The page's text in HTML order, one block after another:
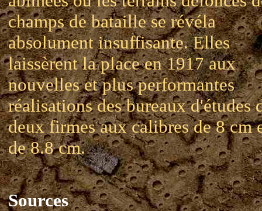
champs de bataille se révéla
absolument insuffisante. Elles
laissèrent la place en 1917 aux
nouvelles et plus performantes
réalisations des bureaux d'études
deux firmes aux calibres de 8 cm
de 8.8 cm.
Sources